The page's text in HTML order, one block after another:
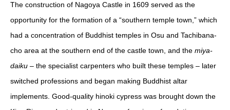
The construction of Nagoya Castle in 1609 served as the
opportunity for the formation of a “southern temple town,” which
had a concentration of Buddhist temples in Osu and Tachibana-
cho area at the southern end of the castle town, and the miya-
daiku – the specialist carpenters who built these temples – later
switched professions and began making Buddhist altar
implements. Good-quality hinoki cypress was brought down the